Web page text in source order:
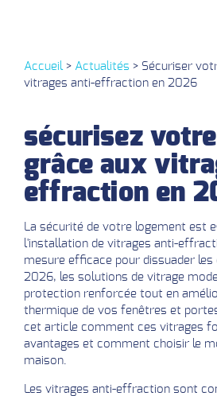
Accueil> Actualités > Sécuriser
vitrages anti-effraction en 2026
sécurisez
grâce aux
effraction en
La sécurité de votre logement est
l'installation de vitrages anti-
mesure efficace pour dissuader les
2026, les solutions de vitrage
protection renforcée tout en
thermique de vos fenêtres et
cet article comment ces vitrages
avantages et comment choisir le
maison.
Les vitrages anti-effraction sont